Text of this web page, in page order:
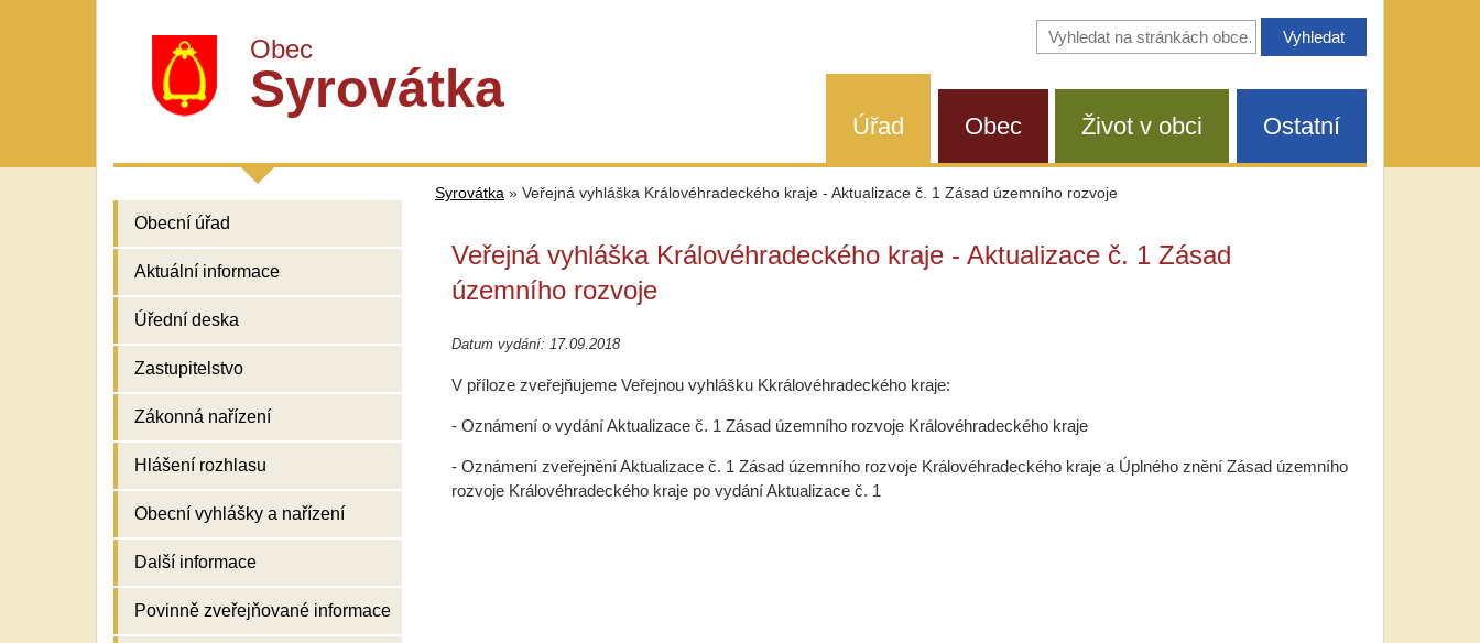
Obec
Syrovátka
Vyhledávání
na
Úřad Obec Život v obci Ostatní
Obecní úřad
Aktuální informace
Úřední deska
Zastupitelstvo
Zákonná nařízení
Hlášení rozhlasu
Obecní vyhlášky a nařízení
Další informace
Povinně zveřejňované informace
Syrovátka » Veřejná vyhláška Královéhradeckého kraje - Aktualizace č. 1 Zásad územního rozvoje
Veřejná vyhláška Královéhradeckého kraje - Aktualizace č. 1 Zásad
územního rozvoje
Datum vydání: 17.09.2018
V příloze zveřejňujeme Veřejnou vyhlášku Kkrálovéhradeckého kraje:
- Oznámení o vydání Aktualizace č. 1 Zásad územního rozvoje Královéhradeckého kraje
- Oznámení zveřejnění Aktualizace č. 1 Zásad územního rozvoje Královéhradeckého kraje a Úplného znění Zásad územního
rozvoje Královéhradeckého kraje po vydání Aktualizace č. 1